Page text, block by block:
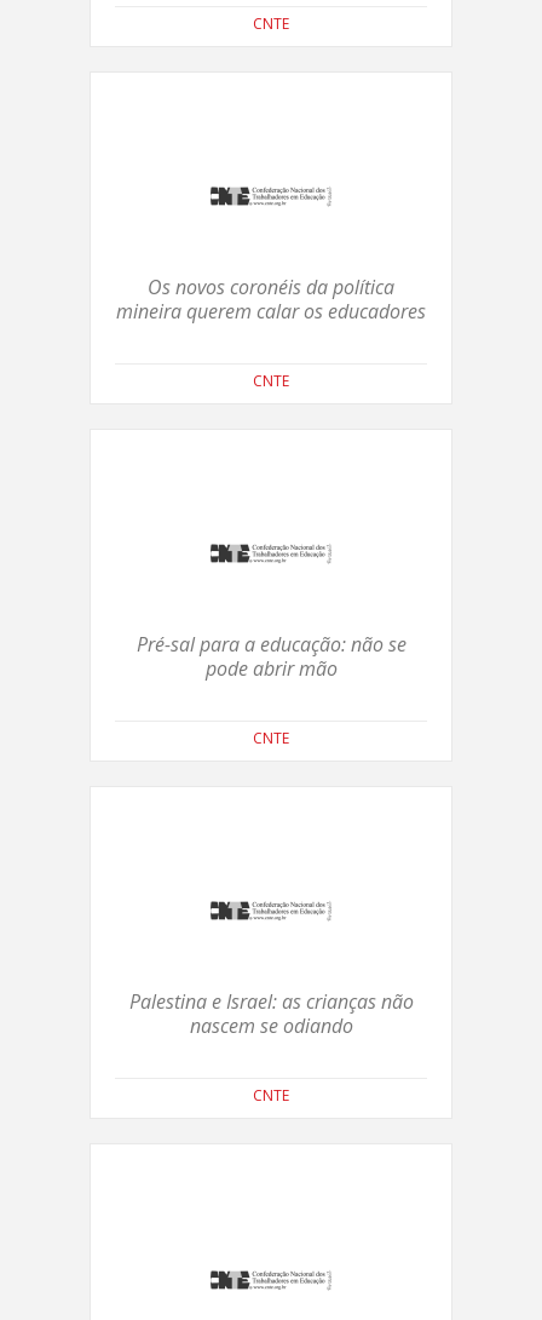
CNTE
Os novos coronéis da política
mineira querem calar os educadores
CNTE
Pré-sal para a educação: não se
pode abrir mão
CNTE
Palestina e Israel: as crianças não
nascem se odiando
CNTE